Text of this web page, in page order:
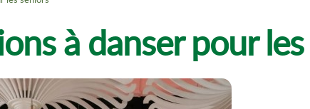
à danser pour